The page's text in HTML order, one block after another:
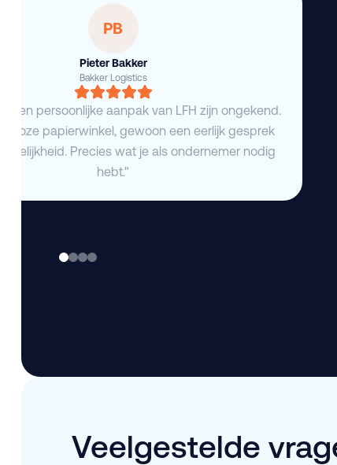
PB
Pieter Bakker
Bakker Logistics
en persoonlijke aanpak van LFH zijn ongekend.
papierwinkel, gewoon een eerlijk gesprek
Precies wat je als ondernemer nodig
hebt."
Veelgestelde